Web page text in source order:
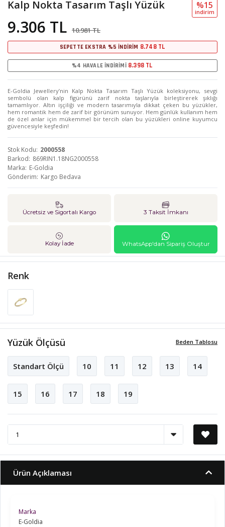
Kalp Nokta Tasarım Taşlı Yüzük
9.306 TL 10.981 TL
%15
i̇ndi̇ri̇m
SEPETTE EKSTRA %5 İNDİRİM 8.748 TL
%4 HAVALE İNDİRİMİ 8.398 TL
E-Goldia Jewellery’nin Kalp Nokta Tasarım Taşlı Yüzük koleksiyonu, sevgi
sembolü olan kalp figürünü zarif nokta taşlarıyla birleştirerek şıklığı
tamamlıyor. Altın işçiliği ve modern tasarımıyla dikkat çeken bu yüzükler,
hem romantik hem de zarif bir görünüm sunuyor. Hem günlük kullanım hem
de özel anlar için mükemmel bir tercih olan bu yüzükleri online kuyumcu
güvencesiyle keşfedin!
Stok Kodu 2000558
Barkod 869RIN1.18NG2000558
Marka E-Goldia
Gönderim Kargo Bedava
Ücretsiz ve Sigortalı Kargo 3 Taksit İmkanı
Kolay İade WhatsApp'dan Sipariş Oluştur
Renk
Beden Tablosu
Yüzük Ölçüsü
Standart Ölçü 10 11 12 13 14
15 16 17 18 19
Ürün Açıklaması
Marka
E-Goldia